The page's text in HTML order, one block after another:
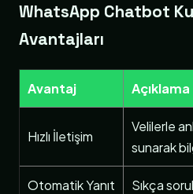
WhatsApp Chatbot
Avantajları
Avantaj Açıklama
Hızlı İletişim
Velilerle
sunarak
Otomatik Yanıt
Sıkça